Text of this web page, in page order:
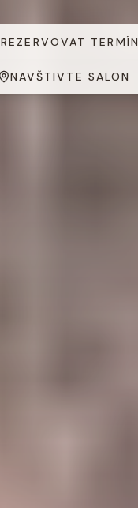
REZERVOVAT TERMÍN
NAVŠTIVTE SALON